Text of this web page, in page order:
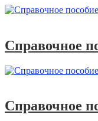
Справочное
Справочное